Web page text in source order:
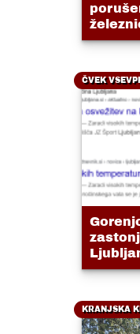
ČVEK
KRANJSKA